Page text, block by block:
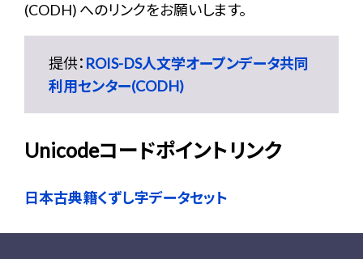
(CODH) へのリンクをお願いします。
提供： ROIS-DS人文学オープンデータ共同
利用センター(CODH)
Unicodeコードポイントリンク
日本古典籍くずし字データセット